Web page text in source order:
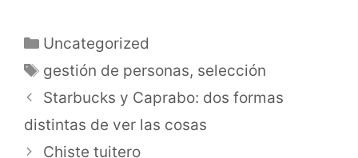
Uncategorized
gestión de personas, selección
Starbucks y Caprabo: dos formas
distintas de ver las cosas
Chiste tuitero